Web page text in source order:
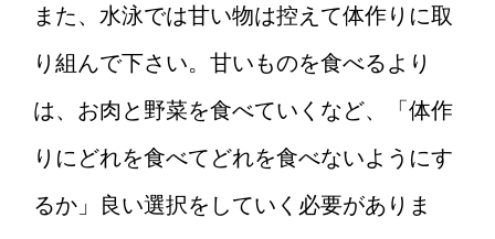
また、水泳では甘い物は控えて体作りに取
り組んで下さい。甘いものを食べるより
は、お肉と野菜を食べていくなど、「体作
りにどれを食べてどれを食べないようにす
るか」良い選択をしていく必要がありま